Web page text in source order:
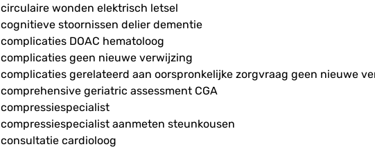
circulaire wonden elektrisch letsel
cognitieve stoornissen delier dementie
complicaties DOAC hematoloog
complicaties geen nieuwe verwijzing
complicaties gerelateerd aan oorspronkelijke zorgvraag geen nieuwe
comprehensive geriatric assessment CGA
compressiespecialist
compressiespecialist aanmeten steunkousen
consultatie cardioloog